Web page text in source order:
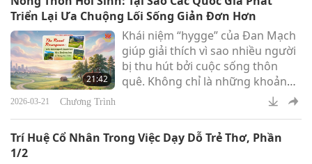
Triển Lại Ưa Chuộng Lối Sống Giản Đơn Hơn
21:42
Khái niệm “hygge” của Đan Mạch
giúp giải thích vì sao nhiều người
bị thu hút bởi cuộc sống thôn
quê. Không chỉ là những khoảnh
những niềm vui giản đơn và
những sự kết nối đầy ý nghĩa.
2026-03-21 Chương Trình
Trí Huệ Cổ Nhân Trong Việc Dạy Dỗ Trẻ Thơ, Phần
1/2